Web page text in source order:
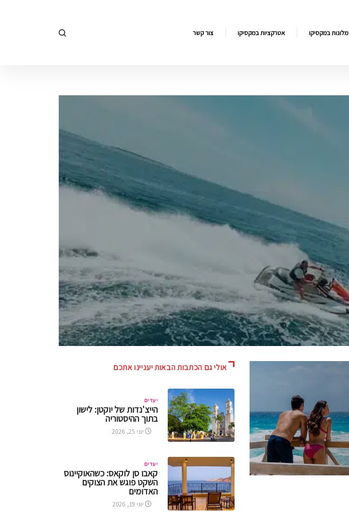
מלונות במקסיקו אטרקציות במקסיקו צור קשר
אולי גם הכתבות הבאות יעניינו אתכם
יעדים
הייצ'נדות של יוקטן: לישון
בתוך ההיסטוריה
יוני 25, 2026
יעדים
קאבו סן לוקאס: כשהאוקיינוס
השקט פוגש את הצוקים
האדומים
יוני 19, 2026